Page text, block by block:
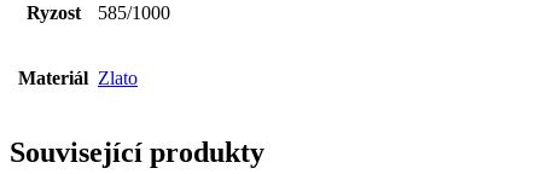
množství
Ryzost 585/1000
Materiál Zlato
Související produkty